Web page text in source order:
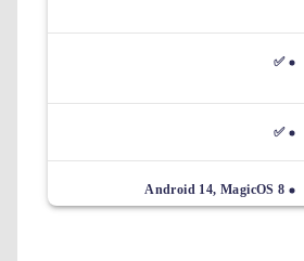
✅
✅
Android 14, MagicOS 8